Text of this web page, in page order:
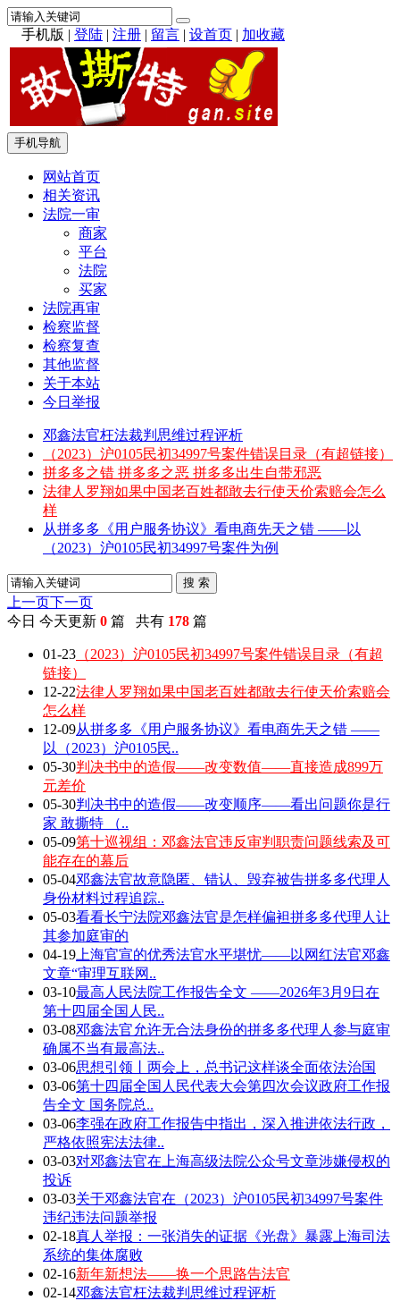
手机版 | 登陆 | 注册 | 留言 | 设首页 | 加收藏
手机导航
网站首页
相关资讯
法院一审
商家
平台
法院
买家
法院再审
检察监督
检察复查
其他监督
关于本站
今日举报
邓鑫法官枉法裁判思维过程评析
（2023）沪0105民初34997号案件错误目录（有超链接）
拼多多之错 拼多多之恶 拼多多出生自带邪恶
法律人罗翔如果中国老百姓都敢去行使天价索赔会怎么
样
从拼多多《用户服务协议》看电商先天之错 ——以
（2023）沪0105民初34997号案件为例
搜 索
上一页下一页
今日 今天更新 0 篇 共有 178 篇
01-23 （2023）沪0105民初34997号案件错误目录（有超
链接）
12-22法律人罗翔如果中国老百姓都敢去行使天价索赔会
怎么样
12-09从拼多多《用户服务协议》看电商先天之错 ——
以（2023）沪0105民..
05-30判决书中的造假——改变数值——直接造成899万
元差价
05-30判决书中的造假——改变顺序——看出问题你是行
家 敢撕特 （..
05-09第十巡视组：邓鑫法官违反审判职责问题线索及可
能存在的幕后
05-04邓鑫法官故意隐匿、错认、毁弃被告拼多多代理人
身份材料过程追踪..
05-03看看长宁法院邓鑫法官是怎样偏袒拼多多代理人让
其参加庭审的
04-19 上海官宣的优秀法官水平堪忧——以网红法官邓鑫
文章“审理互联网..
03-10最高人民法院工作报告全文 ——2026年3月9日在
第十四届全国人民..
03-08邓鑫法官允许无合法身份的拼多多代理人参与庭审
确属不当有最高法..
03-06思想引领丨两会上，总书记这样谈全面依法治国
03-06第十四届全国人民代表大会第四次会议政府工作报
告全文 国务院总..
03-06李强在政府工作报告中指出，深入推进依法行政，
严格依照宪法法律..
03-03对邓鑫法官在上海高级法院公众号文章涉嫌侵权的
投诉
03-03关于邓鑫法官在（2023）沪0105民初34997号案件
违纪违法问题举报
02-18真人举报：一张消失的证据《光盘》暴露上海司法
系统的集体腐败
02-16新年新想法——换一个思路告法官
02-14邓鑫法官枉法裁判思维过程评析